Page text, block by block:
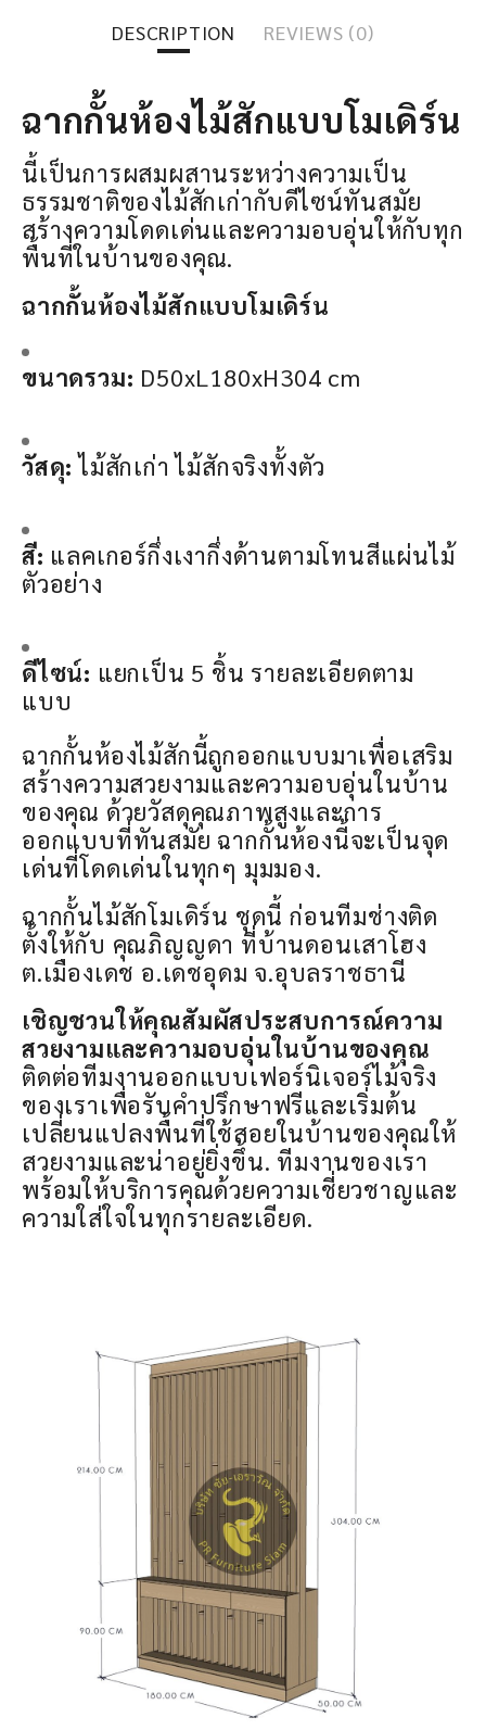
DESCRIPTION REVIEWS (0)
ฉากกั้นห้องไม้สักแบบโมเดิร์น
นี้เป็นการผสมผสานระหว่างความเป็น
ธรรมชาติของไม้สักเก่ากับดีไซน์ทันสมัย
สร้างความโดดเด่นและความอบอุ่นให้กับทุก
พื้นที่ในบ้านของคุณ.
ฉากกั้นห้องไม้สักแบบโมเดิร์น
ขนาดรวม: D50xL180xH304 cm
วัสดุ: ไม้สักเก่า ไม้สักจริงทั้งตัว
สี: แลคเกอร์กึ่งเงากึ่งด้านตามโทนสีแผ่นไม้
ตัวอย่าง
ดีไซน์: แยกเป็น 5 ชิ้น รายละเอียดตาม
แบบ
ฉากกั้นห้องไม้สักนี้ถูกออกแบบมาเพื่อเสริม
สร้างความสวยงามและความอบอุ่นในบ้าน
ของคุณ ด้วยวัสดุคุณภาพสูงและการ
ออกแบบที่ทันสมัย ฉากกั้นห้องนี้จะเป็นจุด
เด่นที่โดดเด่นในทุกๆ มุมมอง.
ฉากกั้นไม้สักโมเดิร์น ชุดนี้ ก่อนทีมช่างติด
ตั้งให้กับ คุณภิญญดา ที่บ้านดอนเสาโฮง
ต.เมืองเดช อ.เดชอุดม จ.อุบลราชธานี
เชิญชวนให้คุณสัมผัสประสบการณ์ความ
สวยงามและความอบอุ่นในบ้านของคุณ
ติดต่อทีมงานออกแบบเฟอร์นิเจอร์ไม้จริง
ของเราเพื่อรับคำปรึกษาฟรีและเริ่มต้น
เปลี่ยนแปลงพื้นที่ใช้สอยในบ้านของคุณให้
สวยงามและน่าอยู่ยิ่งขึ้น. ทีมงานของเรา
พร้อมให้บริการคุณด้วยความเชี่ยวชาญและ
ความใส่ใจในทุกรายละเอียด.